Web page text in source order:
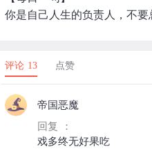
你是自己人生的负责人，不要
评论 13 点赞
帝国恶魔
回复 ：